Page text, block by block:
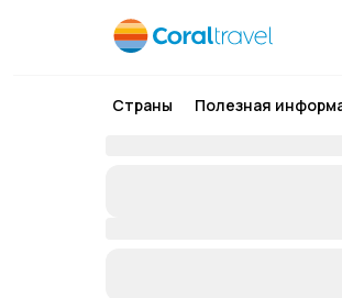
Страны Полезная